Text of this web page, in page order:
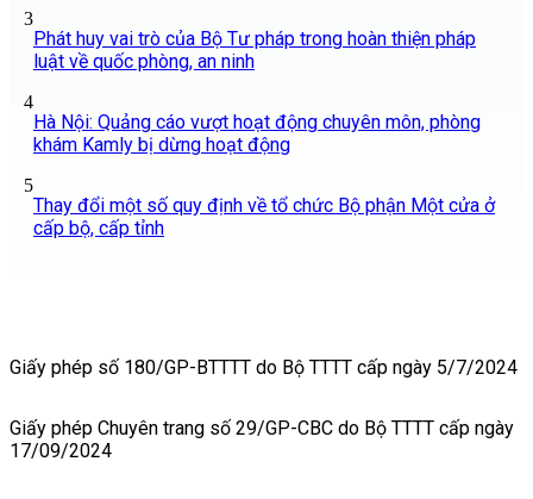
3
Phát huy vai trò của Bộ Tư pháp trong hoàn thiện pháp
luật về quốc phòng, an ninh
4
Hà Nội: Quảng cáo vượt hoạt động chuyên môn, phòng
khám Kamly bị dừng hoạt động
5
Thay đổi một số quy định về tổ chức Bộ phận Một cửa ở
cấp bộ, cấp tỉnh
Giấy phép số 180/GP-BTTTT do Bộ TTTT cấp ngày 5/7/2024
Giấy phép Chuyên trang số 29/GP-CBC do Bộ TTTT cấp ngày
17/09/2024